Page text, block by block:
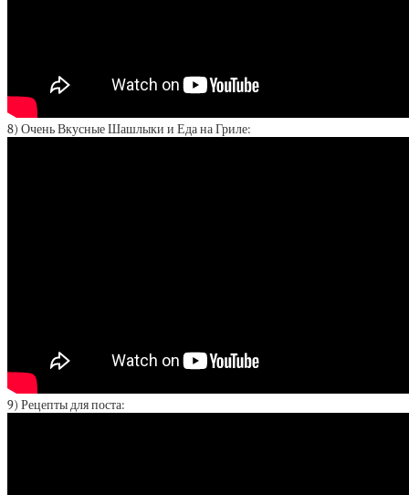
8) Очень Вкусные Шашлыки и Еда на Гриле:
9) Рецепты для поста: